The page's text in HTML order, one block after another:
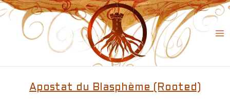
Skip
to
content
Apostat du Blasphème (Rooted)